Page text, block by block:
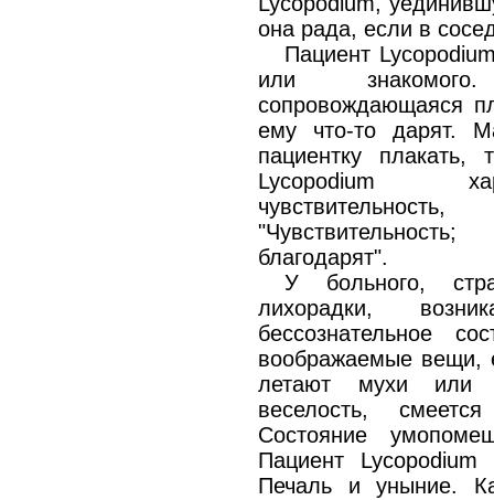
она рада, если в
Пациент
или
сопровождающаяся
ему что-то дарят.
пациентку
Lycopodium
благодарят".
У больного,
лихорадки,
бессознательное
воображаемые вещи,
летают мухи или
веселость,
Состояние
Пациент
Печаль и уныние.